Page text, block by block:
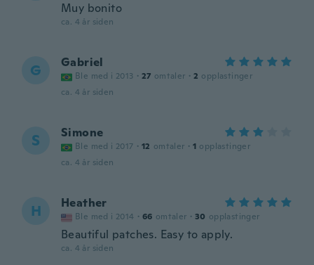
Muy bonito
ca. 4 år siden
G Gabriel
Ble med i 2013 · 27 omtaler · 2 opplastinger
ca. 4 år siden
S Simone
Ble med i 2017 · 12 omtaler · 1 opplastinger
ca. 4 år siden
H Heather
Ble med i 2014 · 66 omtaler · 30 opplastinger
Beautiful patches. Easy to apply.
ca. 4 år siden